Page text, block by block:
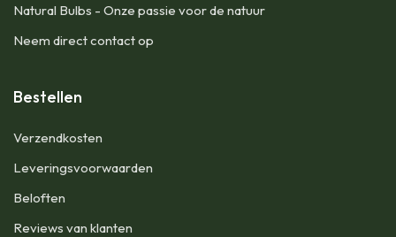
Natural Bulbs - Onze passie voor de natuur
Neem direct contact op
Bestellen
​Verzendkosten
Leveringsvoorwaarden
Beloften
Reviews van klanten